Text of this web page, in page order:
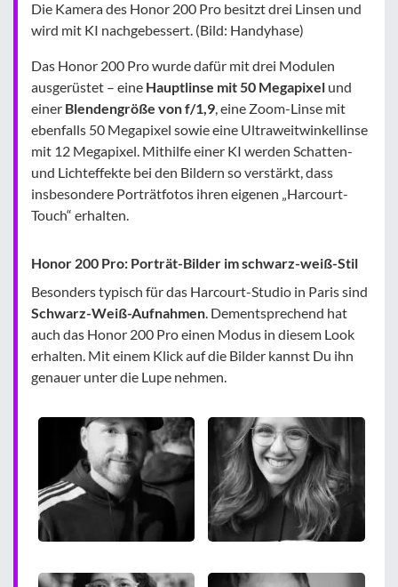
Die Kamera des Honor 200 Pro besitzt drei Linsen und
wird mit KI nachgebessert. (Bild: Handyhase)
Das Honor 200 Pro wurde dafür mit drei Modulen
ausgerüstet – eine Hauptlinse mit 50 Megapixel und
einer Blendengröße von f/1,9, eine Zoom-Linse mit
ebenfalls 50 Megapixel sowie eine Ultraweitwinkellinse
mit 12 Megapixel. Mithilfe einer KI werden Schatten-
und Lichteffekte bei den Bildern so verstärkt, dass
insbesondere Porträtfotos ihren eigenen „Harcourt-
Touch“ erhalten.
Honor 200 Pro: Porträt-Bilder im schwarz-weiß-Stil
Besonders typisch für das Harcourt-Studio in Paris sind
Schwarz-Weiß-Aufnahmen. Dementsprechend hat
auch das Honor 200 Pro einen Modus in diesem Look
erhalten. Mit einem Klick auf die Bilder kannst Du ihn
genauer unter die Lupe nehmen.